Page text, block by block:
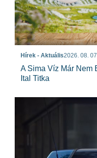
Hírek - Aktuális2026. 08.
A Sima Víz Már Nem
Ital Titka